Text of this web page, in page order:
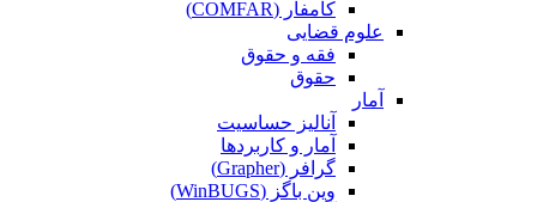
کامفار (COMFAR)
علوم قضایی
فقه و حقوق
حقوق
آمار
آنالیز حساسیت
آمار و کاربردها
گرافر (Grapher)
وین باگز (WinBUGS)